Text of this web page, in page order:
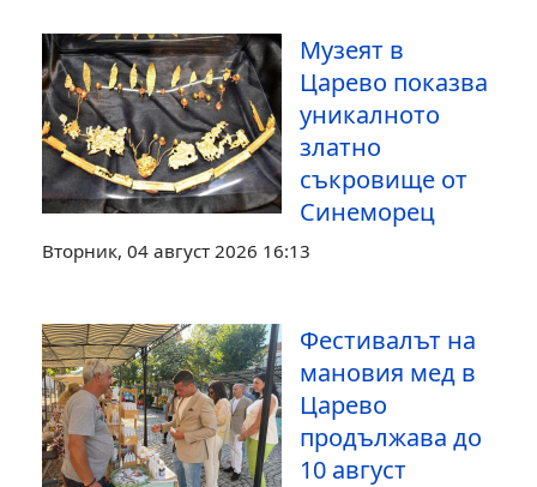
Музеят в
Царево показва
уникалното
златно
съкровище от
Синеморец
Вторник, 04 август 2026 16:13
Фестивалът на
мановия мед в
Царево
продължава до
10 август